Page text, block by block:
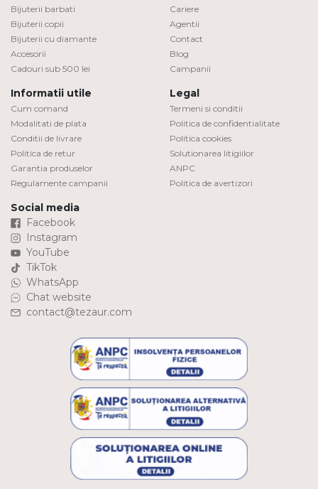
Bijuterii barbati
Bijuterii copii
Bijuterii cu diamante
Accesorii
Cadouri sub 500 lei
Cariere
Agentii
Contact
Blog
Campanii
Informatii utile
Cum comand
Modalitati de plata
Conditii de livrare
Politica de retur
Garantia produselor
Regulamente campanii
Legal
Termeni si conditii
Politica de confidentialitate
Politica cookies
Solutionarea litigiilor
ANPC
Politica de avertizori
Social media
Facebook
Instagram
YouTube
TikTok
WhatsApp
Chat website
contact@tezaur.com